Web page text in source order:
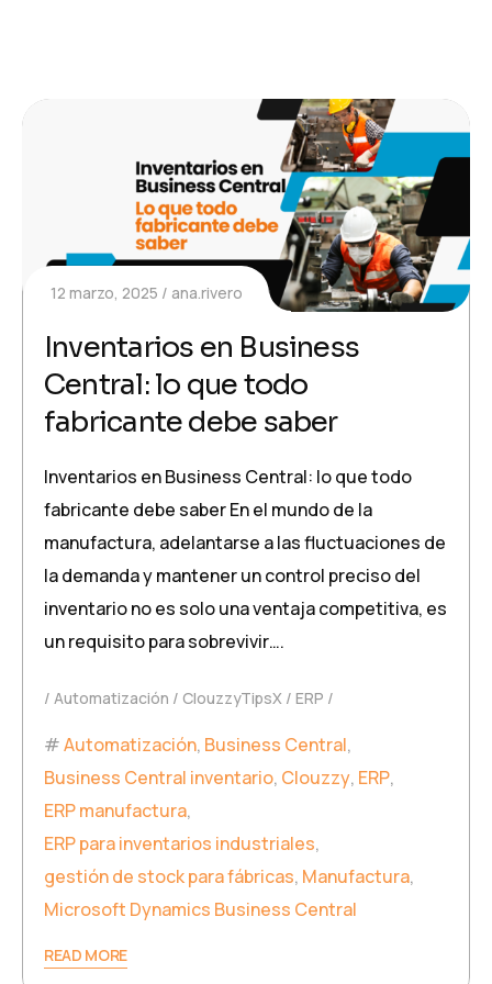
12 marzo, 2025 ana.rivero
Inventarios en Business
Central: lo que todo
fabricante debe saber
Inventarios en Business Central: lo que todo
fabricante debe saber En el mundo de la
manufactura, adelantarse a las fluctuaciones de
la demanda y mantener un control preciso del
inventario no es solo una ventaja competitiva, es
un requisito para sobrevivir….
Automatización ClouzzyTipsX ERP
Automatización, Business Central,
Business Central inventario, Clouzzy, ERP,
ERP manufactura,
ERP para inventarios industriales,
gestión de stock para fábricas, Manufactura,
Microsoft Dynamics Business Central
READ MORE